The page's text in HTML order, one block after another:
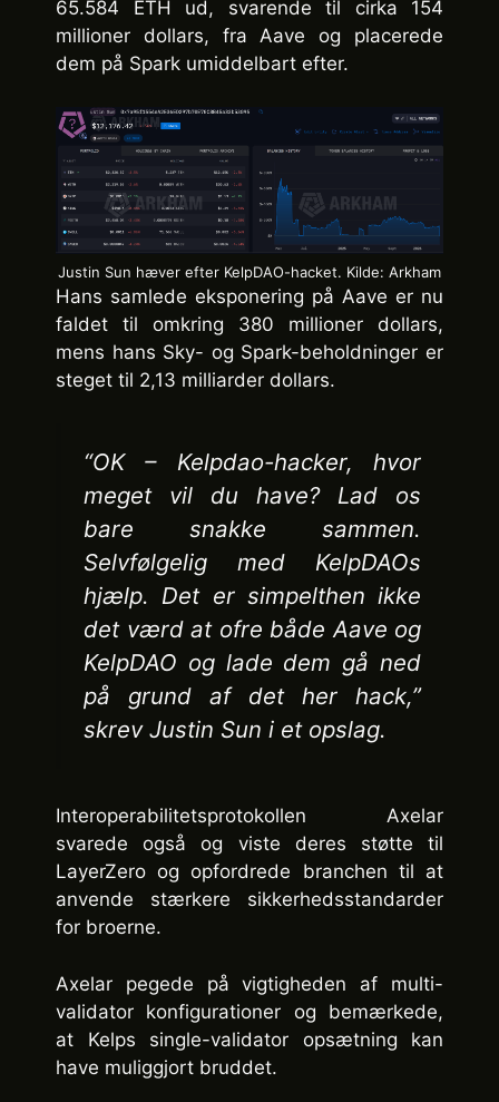
65.584 ETH ud, svarende til cirka 154
millioner dollars, fra Aave og placerede
dem på Spark umiddelbart efter.
Justin Sun hæver efter KelpDAO-hacket. Kilde: Arkham
Hans samlede eksponering på Aave er nu
faldet til omkring 380 millioner dollars,
mens hans Sky- og Spark-beholdninger er
steget til 2,13 milliarder dollars.
“OK – Kelpdao-hacker, hvor
meget vil du have? Lad os
bare snakke sammen.
Selvfølgelig med KelpDAOs
hjælp. Det er simpelthen ikke
det værd at ofre både Aave og
KelpDAO og lade dem gå ned
på grund af det her hack,”
skrev Justin Sun i et opslag.
Interoperabilitetsprotokollen Axelar
svarede også og viste deres støtte til
LayerZero og opfordrede branchen til at
anvende stærkere sikkerhedsstandarder
for broerne.
Axelar pegede på vigtigheden af multi-
validator konfigurationer og bemærkede,
at Kelps single-validator opsætning kan
have muliggjort bruddet.